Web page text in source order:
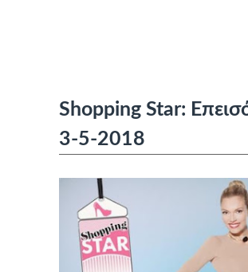
Shopping Star:
3-5-2018